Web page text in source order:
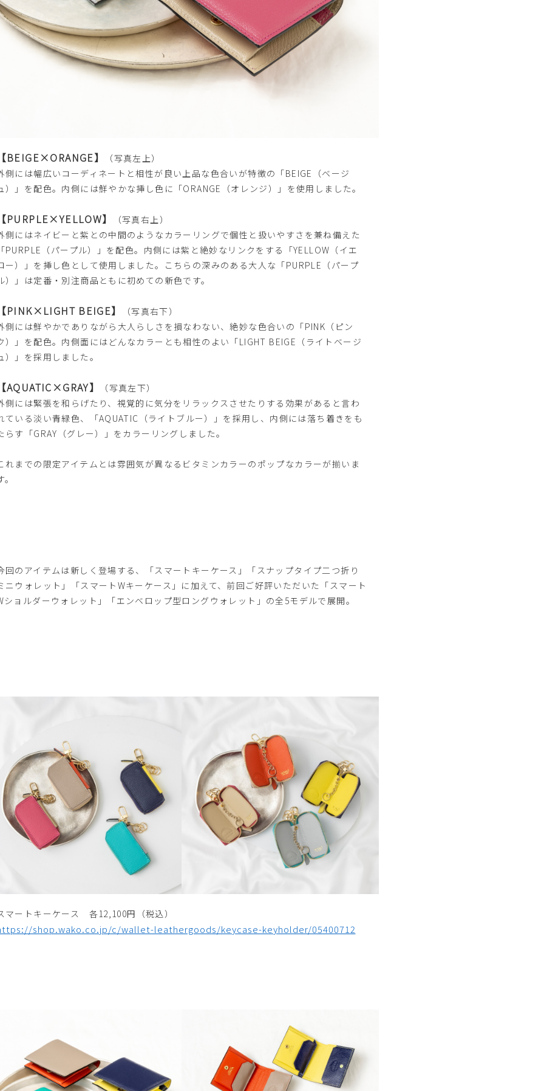
BEIGE×ORANGE】
（写真左上）
側には幅広いコーディネートと相性が良い上品な色合いが特徴の「BEIGE（ベージ
）」を配色。内側には鮮やかな挿し色に「ORANGE（オレンジ）」を使用しました。
PURPLE×YELLOW】
（写真右上）
側にはネイビーと紫との中間のようなカラーリングで個性と扱いやすさを兼ね備えた
PURPLE（パープル）」を配色。内側には紫と絶妙なリンクをする「YELLOW（イエ
ー）」を挿し色として使用しました。こちらの深みのある大人な「PURPLE（パープ
）」は定番・別注商品ともに初めての新色です。
PINK×LIGHT BEIGE】
（写真右下）
側には鮮やかでありながら大人らしさを損なわない、絶妙な色合いの「PINK（ピン
）」を配色。内側面にはどんなカラーとも相性のよい「LIGHT BEIGE（ライトベージ
）」を採用しました。
AQUATIC×GRAY】
（写真左下）
側には緊張を和らげたり、視覚的に気分をリラックスさせたりする効果があると言わ
ている淡い青緑色、「AQUATIC（ライトブルー）」を採用し、内側には落ち着きをも
らす「GRAY（グレー）」をカラーリングしました。
れまでの限定アイテムとは雰囲気が異なるビタミンカラーのポップなカラーが揃いま
。
回のアイテムは新しく登場する、「スマートキーケース」「スナップタイプ二つ折り
ニウォレット」「スマートWキーケース」に加えて、前回ご好評いただいた「スマート
ショルダーウォレット」「エンベロップ型ロングウォレット」の全5モデルで展開。
マートキーケース 各12,100円（税込）
shop.wako.co.jp/c/wallet-leathergoods/keycase-keyholder/05400712